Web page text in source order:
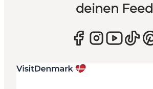
deinen Feed